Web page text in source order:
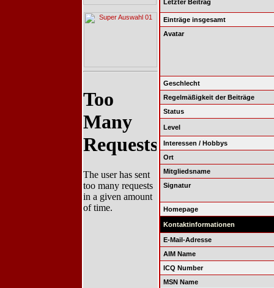
Letzter Beitrag
Einträge insgesamt
Avatar
Geschlecht
Regelmäßigkeit der Beiträge
Status
Level
Interessen / Hobbys
Ort
Mitgliedsname
Signatur
Homepage
Kontaktinformationen
E-Mail-Adresse
AIM Name
ICQ Number
MSN Name